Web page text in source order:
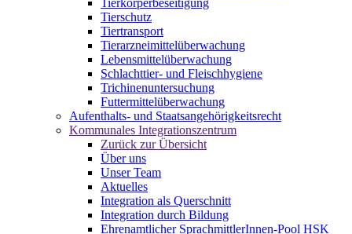
Tierschutz
Tiertransport
Tierarzneimittelüberwachung
Lebensmittelüberwachung
Schlachttier- und Fleischhygiene
Trichinenuntersuchung
Futtermittelüberwachung
Aufenthalts- und Staatsangehörigkeitsrecht
Kommunales Integrationszentrum
Zurück zur Übersicht
Über uns
Unser Team
Aktuelles
Integration als Querschnitt
Integration durch Bildung
Ehrenamtlicher SprachmittlerInnen-Pool HSK